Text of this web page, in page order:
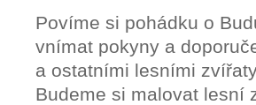
Povíme si pohádku o
vnímat pokyny a
a ostatními lesními
Budeme si malovat lesní